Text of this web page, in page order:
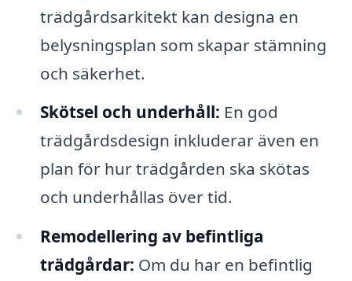
trädgårdsarkitekt kan designa en
belysningsplan som skapar stämning
och säkerhet.
Skötsel och underhåll: En god
trädgårdsdesign inkluderar även en
plan för hur trädgården ska skötas
och underhållas över tid.
Remodellering av befintliga
trädgårdar: Om du har en befintlig